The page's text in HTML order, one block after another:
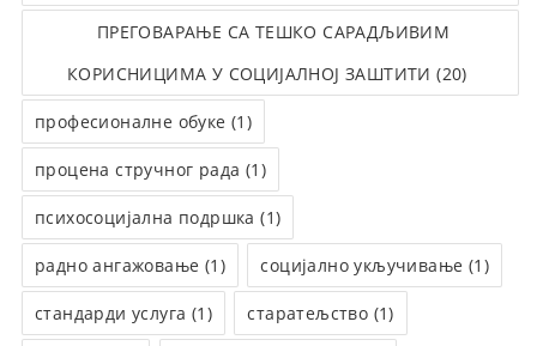
ПРЕГОВАРАЊЕ СА ТЕШКО САРАДЉИВИМ
КОРИСНИЦИМА У СОЦИЈАЛНОЈ ЗАШТИТИ (20)
професионалне обуке (1)
процена стручног рада (1)
психосоцијална подршка (1)
радно ангажовање (1) социјално укључивање (1)
стандарди услуга (1) старатељство (1)